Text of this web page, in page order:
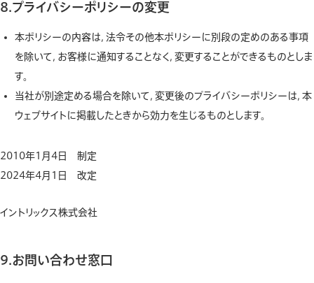
8.プライバシーポリシーの変更
本ポリシーの内容は，法令その他本ポリシーに別段の定めのある事項
を除いて，お客様に通知することなく，変更することができるものとしま
す。
当社が別途定める場合を除いて，変更後のプライバシーポリシーは，本
ウェブサイトに掲載したときから効力を生じるものとします。
2010年1月4日 制定
2024年4月1日 改定
イントリックス株式会社
9.お問い合わせ窓口